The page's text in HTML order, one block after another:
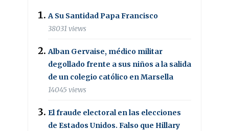
A Su Santidad Papa Francisco
38031 views
Alban Gervaise, médico militar
degollado frente a sus niños a la salida
de un colegio católico en Marsella
14045 views
El fraude electoral en las elecciones
de Estados Unidos. Falso que Hillary